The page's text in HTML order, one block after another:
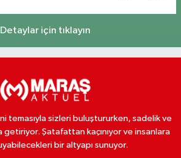
Detaylar için tıklayın
temasıyla sizleri buluştururken, sadelik ve
getiriyor. Şatafattan kaçınıyor ve insanlara
bir altyapı sunuyor.